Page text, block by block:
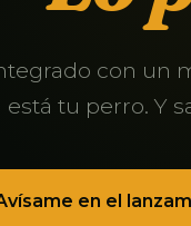
con un
está tu perro. Y
en el